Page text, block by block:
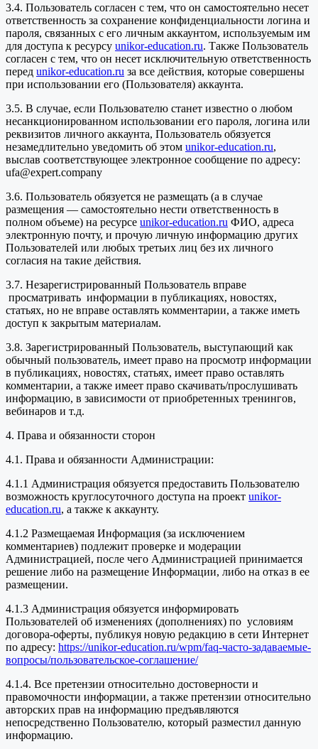
3.4. Пользователь согласен с тем, что он самостоятельно несет
ответственность за сохранение конфиденциальности логина и
пароля, связанных с его личным аккаунтом, используемым им
для доступа к ресурсу unikor-education.ru. Также Пользователь
согласен с тем, что он несет исключительную ответственность
перед unikor-education.ru за все действия, которые совершены
при использовании его (Пользователя) аккаунта.
3.5. В случае, если Пользователю станет известно о любом
несанкционированном использовании его пароля, логина или
реквизитов личного аккаунта, Пользователь обязуется
незамедлительно уведомить об этом unikor-education.ru,
выслав соответствующее электронное сообщение по адресу:
ufa@expert.company
3.6. Пользователь обязуется не размещать (а в случае
размещения — самостоятельно нести ответственность в
полном объеме) на ресурсе unikor-education.ru ФИО, адреса
электронную почту, и прочую личную информацию других
Пользователей или любых третьих лиц без их личного
согласия на такие действия.
3.7. Незарегистрированный Пользователь вправе
просматривать информации в публикациях, новостях,
статьях, но не вправе оставлять комментарии, а также иметь
доступ к закрытым материалам.
3.8. Зарегистрированный Пользователь, выступающий как
обычный пользователь, имеет право на просмотр информации
в публикациях, новостях, статьях, имеет право оставлять
комментарии, а также имеет право скачивать/прослушивать
информацию, в зависимости от приобретенных тренингов,
вебинаров и т.д.
4. Права и обязанности сторон
4.1. Права и обязанности Администрации:
4.1.1 Администрация обязуется предоставить Пользователю
возможность круглосуточного доступа на проект unikor-
education.ru, а также к аккаунту.
4.1.2 Размещаемая Информация (за исключением
комментариев) подлежит проверке и модерации
Администрацией, после чего Администрацией принимается
решение либо на размещение Информации, либо на отказ в ее
размещении.
4.1.3 Администрация обязуется информировать
Пользователей об изменениях (дополнениях) по условиям
договора-оферты, публикуя новую редакцию в сети Интернет
по адресу: https://unikor-education.ru/wpm/faq-часто-задаваемые-
вопросы/пользовательское-соглашение/
4.1.4. Все претензии относительно достоверности и
правомочности информации, а также претензии относительно
авторских прав на информацию предъявляются
непосредственно Пользователю, который разместил данную
информацию.